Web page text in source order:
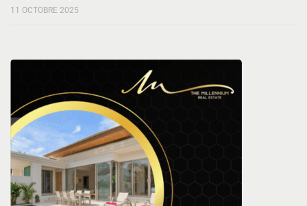
11 OCTOBRE 2025